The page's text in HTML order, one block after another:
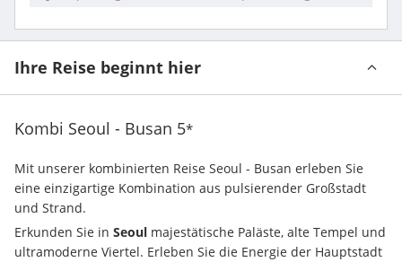
Ihre Reise beginnt hier
Kombi Seoul - Busan 5*
Mit unserer kombinierten Reise Seoul - Busan erleben Sie
eine einzigartige Kombination aus pulsierender Großstadt
und Strand.
Erkunden Sie in Seoul majestätische Paläste, alte Tempel und
ultramoderne Viertel. Erleben Sie die Energie der Hauptstadt